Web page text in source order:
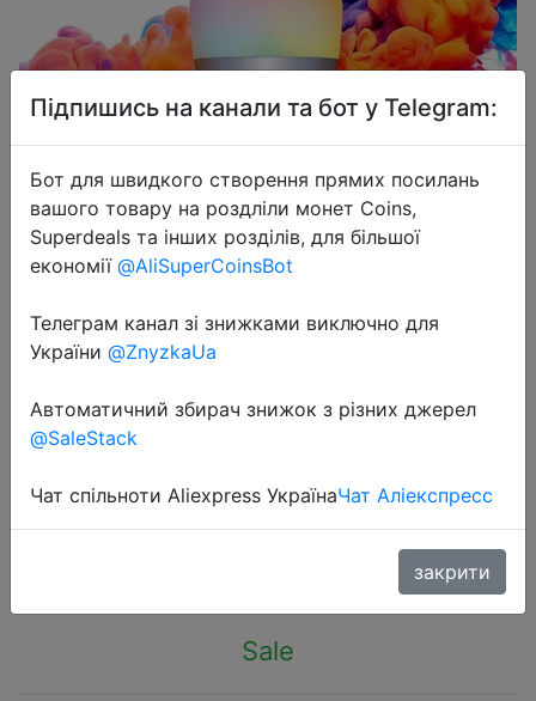
2024-02-12
E27 1S/1SE Yeelight Smart LED Bulb
Colorful 800 Lumens Lemon Smart
Lamp For Mijia App Work With Apple
Sale
Підпишись на канали та бот у Telegram:
Бот для швидкого створення прямих посилань
вашого товару на роздліли монет Coins,
Superdeals та інших розділів, для більшої
економії @AliSuperCoinsBot
Телеграм канал зі знижками виключно для
України @ZnyzkaUa
Автоматичний збирач знижок з різних джерел
@SaleStack
Чат спільноти Aliexpress УкраїнаЧат Аліекспресс
закрити